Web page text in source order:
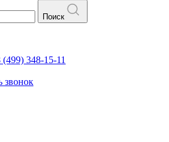
Поиск
(499) 348-15-11
звонок